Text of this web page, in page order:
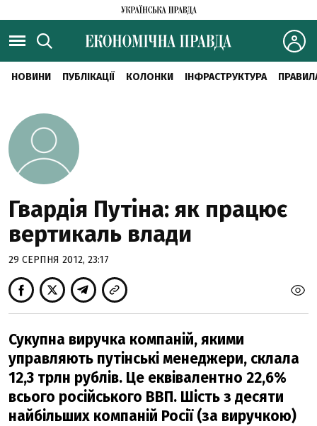
НОВИНИ ПУБЛІКАЦІЇ КОЛОНКИ ІНФРАСТРУКТУРА
Гвардія Путіна: як працює
вертикаль влади
29 СЕРПНЯ 2012, 23:17
Сукупна виручка компаній, якими
управляють путінські менеджери, склала
12,3 трлн рублів. Це еквівалентно 22,6%
всього російського ВВП. Шість з десяти
найбільших компаній Росії (за виручкою)